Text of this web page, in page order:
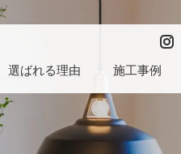
選ばれる理由 施工事例